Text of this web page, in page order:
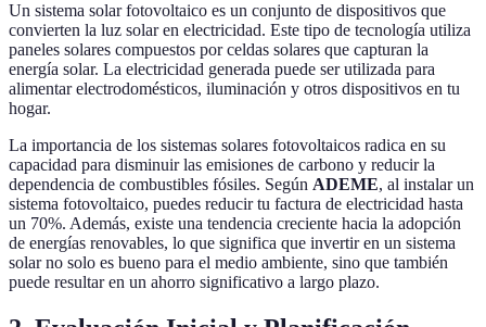
Un sistema solar fotovoltaico es un conjunto de dispositivos que
convierten la luz solar en electricidad. Este tipo de tecnología utiliza
paneles solares compuestos por celdas solares que capturan la
energía solar. La electricidad generada puede ser utilizada para
alimentar electrodomésticos, iluminación y otros dispositivos en tu
hogar.
La importancia de los sistemas solares fotovoltaicos radica en su
capacidad para disminuir las emisiones de carbono y reducir la
dependencia de combustibles fósiles. Según ADEME, al instalar un
sistema fotovoltaico, puedes reducir tu factura de electricidad hasta
un 70%. Además, existe una tendencia creciente hacia la adopción
de energías renovables, lo que significa que invertir en un sistema
solar no solo es bueno para el medio ambiente, sino que también
puede resultar en un ahorro significativo a largo plazo.